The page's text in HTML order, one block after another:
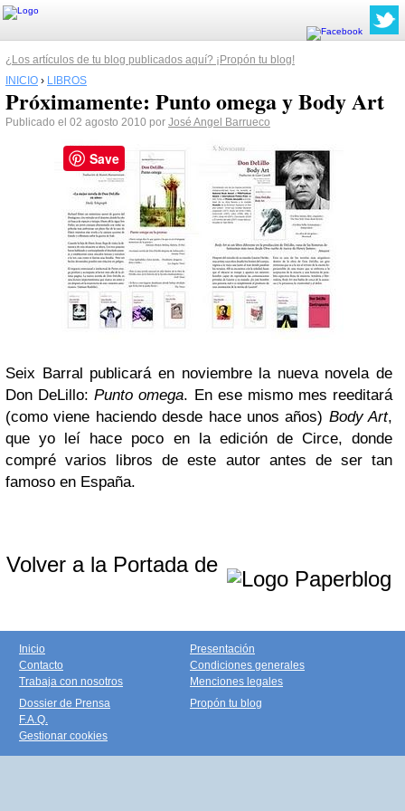
¿Los artículos de tu blog publicados aquí? ¡Propón tu blog!
INICIO › LIBROS
Próximamente: Punto omega y Body Art
Publicado el 02 agosto 2010 por José Angel Barrueco
Seix Barral publicará en noviembre la nueva novela de
Don DeLillo:Punto omega. En ese mismo mes reeditará
(como viene haciendo desde hace unos años) Body Art,
que yo leí hace poco en la edición de Circe, donde
compré varios libros de este autor antes de ser tan
famoso en España.
Volver a la Portada de
Inicio
Contacto
Trabaja con nosotros
Presentación
Condiciones generales
Menciones legales
Dossier de Prensa
F.A.Q.
Gestionar cookies
Propón tu blog
Save